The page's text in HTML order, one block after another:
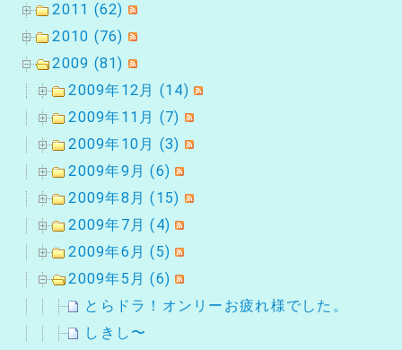
2011 (62)
2010 (76)
2009 (81)
2009年12月 (14)
2009年11月 (7)
2009年10月 (3)
2009年9月 (6)
2009年8月 (15)
2009年7月 (4)
2009年6月 (5)
2009年5月 (6)
とらドラ！オンリーお疲れ様でした。
しきし〜